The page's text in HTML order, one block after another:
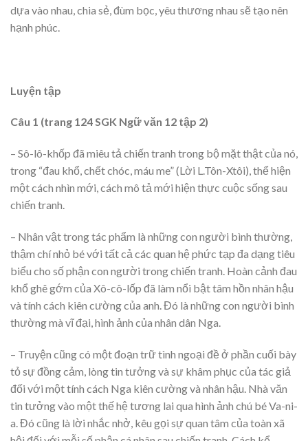
dựa vào nhau, chia sẻ, đùm bọc, yêu thương nhau sẽ tạo nên
hạnh phúc.
Luyện tập
Câu 1 (trang 124 SGK Ngữ văn 12 tập 2)
– Sô-lô-khốp đã miêu tả chiến tranh trong bộ mặt thật của nó,
trong “đau khổ, chết chóc, máu me” (Lời L.Tôn-Xtôi), thể hiện
một cách nhìn mới, cách mô tả mới hiện thực cuộc sống sau
chiến tranh.
– Nhân vật trong tác phẩm là những con người bình thường,
thậm chí nhỏ bé với tất cả các quan hệ phức tạp đa dạng tiêu
biểu cho số phận con người trong chiến tranh. Hoàn cảnh đau
khổ ghê gớm của Xô-cô-lốp đã làm nổi bật tâm hồn nhân hậu
và tính cách kiên cường của anh. Đó là những con người bình
thường mà vĩ đại, hình ảnh của nhân dân Nga.
– Truyện cũng có một đoạn trữ tình ngoại đề ở phần cuối bày
tỏ sự đồng cảm, lòng tin tưởng và sự khâm phục của tác giả
đối với một tính cách Nga kiên cường và nhân hậu. Nhà văn
tin tưởng vào một thế hệ tương lai qua hình ảnh chú bé Va-ni-
a. Đó cũng là lời nhắc nhở, kêu gọi sự quan tâm của toàn xã